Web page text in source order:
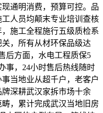
通明消费，预算可控。品
人员均颠末专业培训查核
施工全程施行五级质检系
，所有从材环保品级达
后方面，水电工程质保5
事，24小时售后热线随时
当地业从超千户，老客户
深耕武汉家拆市场十余
，累计完成武汉当地旧房